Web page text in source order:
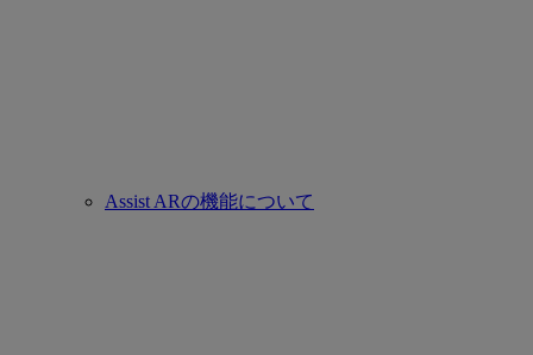
Assist ARの機能について